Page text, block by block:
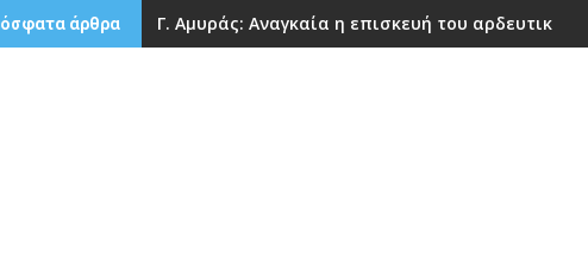
άρθρα Γ. Αμυράς: Αναγκαία η επισκευή του αρδευτικού